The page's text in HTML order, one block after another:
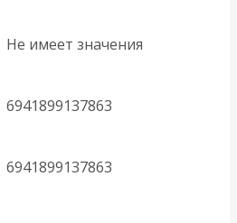
Не имеет значения
6941899137863
6941899137863